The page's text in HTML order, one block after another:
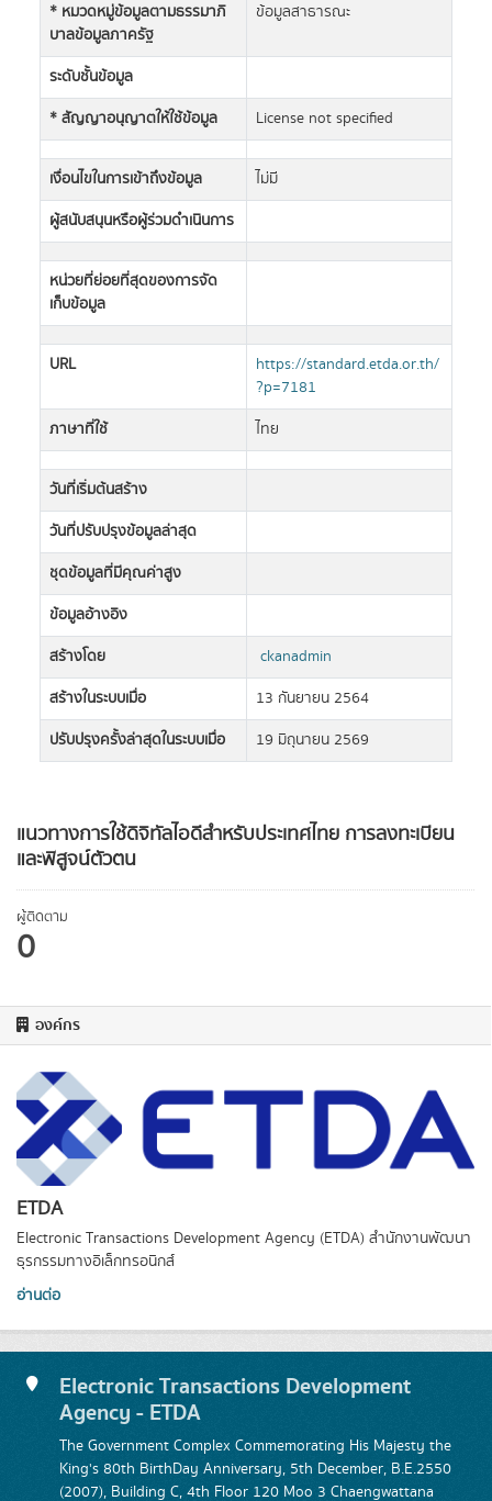
แนวทางการใช้ดิจิทัลไอดีสำหรับประเทศไทย การลงทะเบียน
และพิสูจน์ตัวตน
ผู้ติดตาม
0
องค์กร
ETDA
Electronic Transactions Development Agency (ETDA) สำนักงานพัฒนา
ธุรกรรมทางอิเล็กทรอนิกส์
อ่านต่อ
* หมวดหมู่ข้อมูลตามธรรมาภิ
บาลข้อมูลภาครัฐ
ข้อมูลสาธารณะ
ระดับชั้นข้อมูล
* สัญญาอนุญาตให้ใช้ข้อมูล
License not specified
เงื่อนไขในการเข้าถึงข้อมูล
ไม่มี
ผู้สนับสนุนหรือผู้ร่วมดำเนินการ
หน่วยที่ย่อยที่สุดของการจัด
เก็บข้อมูล
URL
https://standard.etda.or.th/
?p=7181
ภาษาที่ใช้
ไทย
วันที่เริ่มต้นสร้าง
วันที่ปรับปรุงข้อมูลล่าสุด
ชุดข้อมูลที่มีคุณค่าสูง
ข้อมูลอ้างอิง
สร้างโดย
ckanadmin
สร้างในระบบเมื่อ
13 กันยายน 2564
ปรับปรุงครั้งล่าสุดในระบบเมื่อ
19 มิถุนายน 2569
Electronic Transactions Development
Agency - ETDA
The Government Complex Commemorating His Majesty the
King's 80th BirthDay Anniversary, 5th December, B.E.2550
(2007), Building C, 4th Floor 120 Moo 3 Chaengwattana